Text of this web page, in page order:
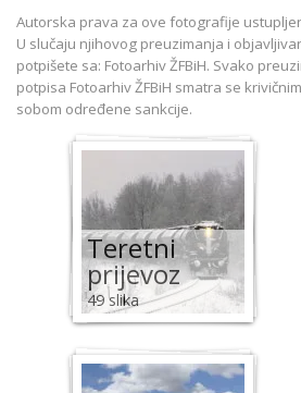
Autorska prava za ove fotografije
U slučaju njihovog preuzimanja i
potpišete sa: Fotoarhiv ŽFBiH. Svako
potpisa Fotoarhiv ŽFBiH smatra se
sobom određene sankcije.
Teretni
prijevoz
49 slika